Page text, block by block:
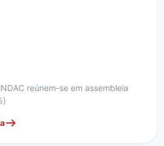
reúnem-se em assembleia